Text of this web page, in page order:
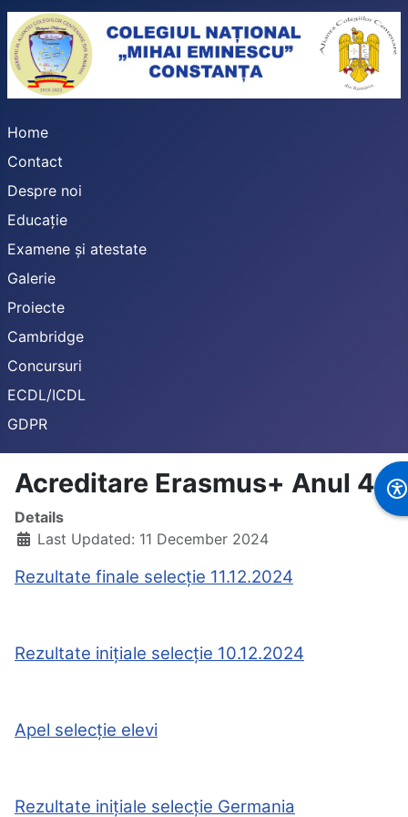
Home
Contact
Despre noi
Educație
Examene și atestate
Galerie
Proiecte
Cambridge
Concursuri
ECDL/ICDL
GDPR
Acreditare Erasmus+ Anul 4
Details
Last Updated: 11 December 2024
Rezultate finale selecție 11.12.2024
Rezultate inițiale selecție 10.12.2024
Apel selecție elevi
Rezultate inițiale selecție Germania